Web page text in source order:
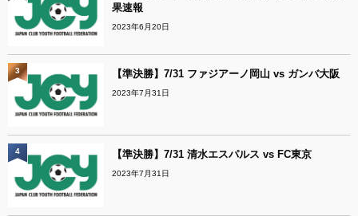
果速報
2023年6月20日
【準決勝】7/31 ファジアーノ岡山 vs ガンバ大阪
2023年7月31日
3
【準決勝】7/31 清水エスパルス vs FC東京
2023年7月31日
4